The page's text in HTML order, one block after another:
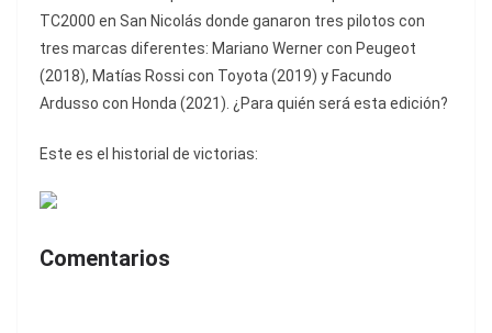
TC2000 en San Nicolás donde ganaron tres pilotos con
tres marcas diferentes: Mariano Werner con Peugeot
(2018), Matías Rossi con Toyota (2019) y Facundo
Ardusso con Honda (2021). ¿Para quién será esta edición?
Este es el historial de victorias:
Comentarios